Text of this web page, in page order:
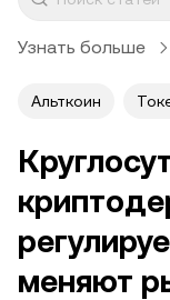
Узнать больше
Альткоин
меняют